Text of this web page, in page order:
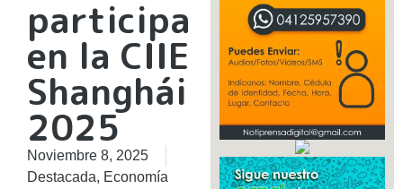
participa
en la CIIE
Shanghái
2025
Noviembre 8, 2025
Destacada, Economía